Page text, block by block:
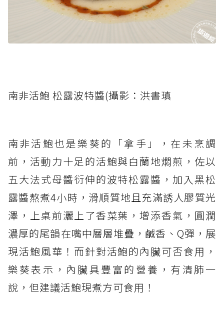
南非活鮑 松露波特醬(攝影：洪書瑱
南非活鮑也是樂葵的「拿手」，在未烹調
前，活動力十足的活鮑與白蘭地燜煎，佐以
五大法式母醬衍伸的波特松露醬，加入黑松
露醬熬煮4小時，滑順質地且充滿誘人膠質光
澤，上桌前灑上了香菜葉，增添香氣，圓潤
濃厚的尾韻在嘴中層層堆疊，鹹香、Q彈，展
現活鮑風華！而針對活鮑的內臟可否食用，
樂葵表示，內臟具豐富的營養，有清肺一
說，但建議活鮑現煮方可食用！